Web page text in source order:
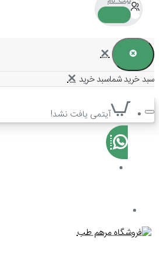
سبد خرید شما
آیتمی یافت نشد!